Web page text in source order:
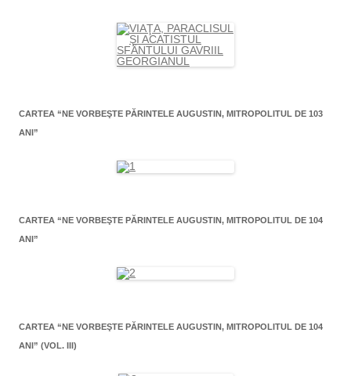
CARTEA “NE VORBEŞTE PĂRINTELE AUGUSTIN, MITROPOLITUL DE 103
ANI”
CARTEA “NE VORBEŞTE PĂRINTELE AUGUSTIN, MITROPOLITUL DE 104
ANI”
CARTEA “NE VORBEŞTE PĂRINTELE AUGUSTIN, MITROPOLITUL DE 104
ANI” (VOL. III)